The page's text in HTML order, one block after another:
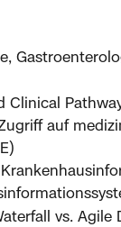
Clinical
auf
vs. Agile